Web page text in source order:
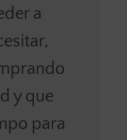
a
y que
para